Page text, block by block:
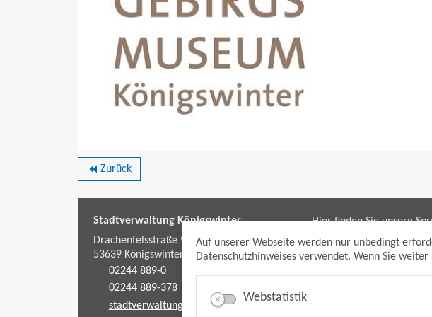
Auf unserer Webseite werden nur unbedingt
Datenschutzhinweises verwendet. Wenn Sie
Webstatistik
backward Zurück
Stadtverwaltung Königswinter
Drachenfelsstraße 9-11
53639 Königswinter
02244 889-0
02244 889-378
stadtverwaltung@koenigswinter.de
Hier finden Sie unsere
für die Bereiche:
Bürgerbüro/bpunkt
Gewerbeamt